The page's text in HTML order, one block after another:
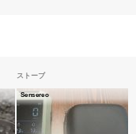
ストーブ
Sensereo